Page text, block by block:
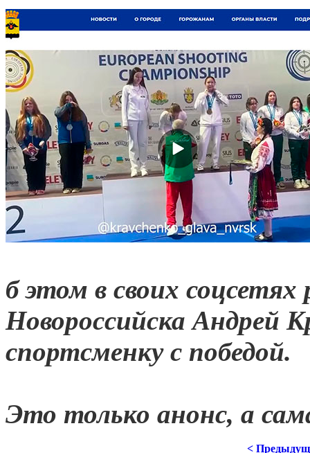
б этом в своих соцсетях
Новороссийска Андрей
спортсменку с победой.
Это только анонс, а
<